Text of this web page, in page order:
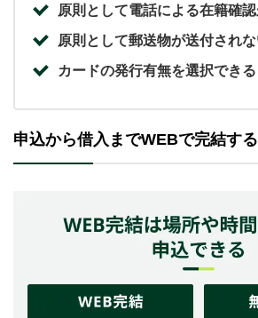
原則として電話による在籍確
原則として郵送物が送付され
カードの発行有無を選択できる
申込から借入までWEBで完結する